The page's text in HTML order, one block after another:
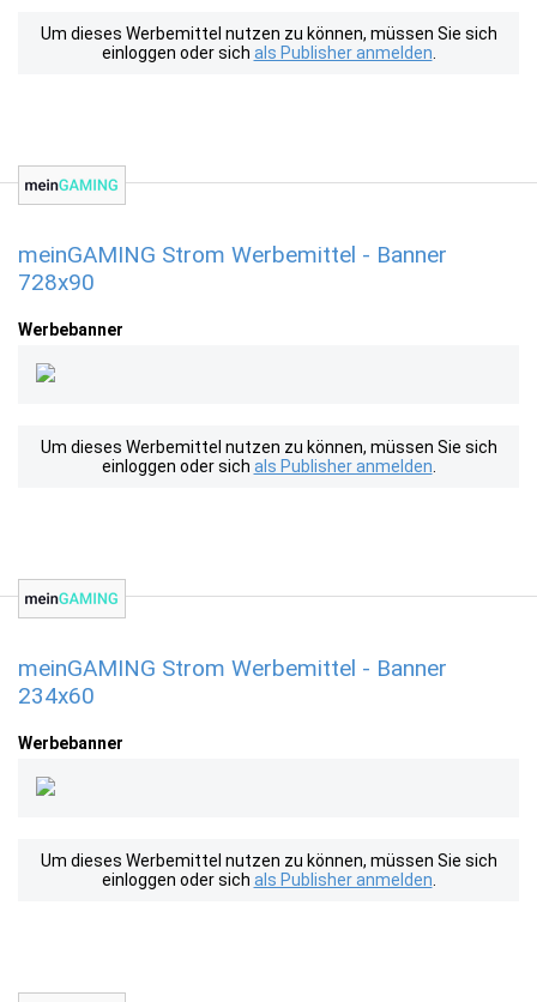
Um dieses Werbemittel nutzen zu können, müssen Sie sich
einloggen oder sich als Publisher anmelden
meinGAMING Strom Werbemittel - Banner
728x90
Werbebanner
Um dieses Werbemittel nutzen zu können, müssen Sie sich
einloggen oder sich als Publisher anmelden
meinGAMING Strom Werbemittel - Banner
234x60
Werbebanner
Um dieses Werbemittel nutzen zu können, müssen Sie sich
einloggen oder sich als Publisher anmelden